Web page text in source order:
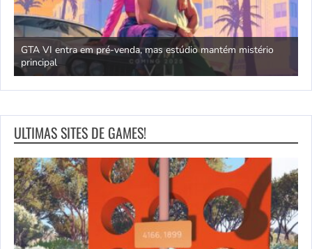
GTA VI entra em pré-venda, mas estúdio mantém mistério
principal
ULTIMAS SITES DE GAMES!